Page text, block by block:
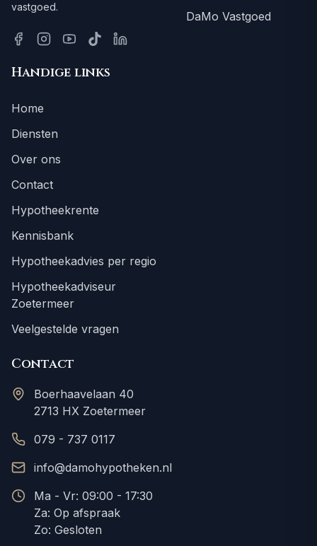
vastgoed.
DaMo Vastgoed
Handige links
Home
Diensten
Over ons
Contact
Hypotheekrente
Kennisbank
Hypotheekadvies per regio
Hypotheekadviseur
Zoetermeer
Veelgestelde vragen
Contact
Boerhaavelaan 40
2713 HX Zoetermeer
079 - 737 0117
info@damohypotheken.nl
Ma - Vr: 09:00 - 17:30
Za: Op afspraak
Zo: Gesloten